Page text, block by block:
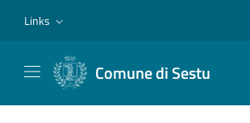
Links
Comune di Sestu